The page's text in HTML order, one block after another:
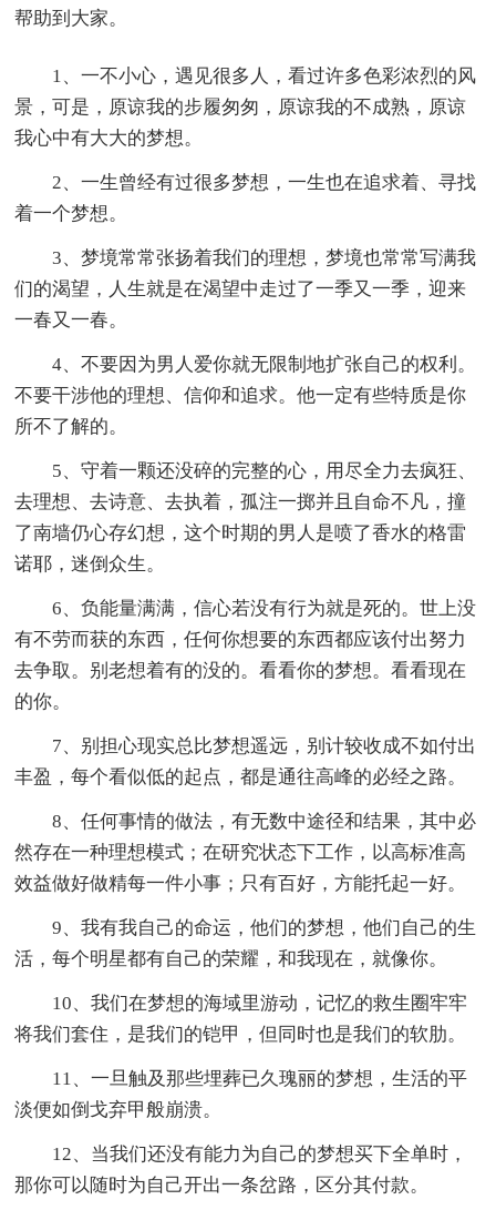
帮助到大家。
1、一不小心，遇见很多人，看过许多色彩浓烈的风
景，可是，原谅我的步履匆匆，原谅我的不成熟，原谅
我心中有大大的梦想。
2、一生曾经有过很多梦想，一生也在追求着、寻找
着一个梦想。
3、梦境常常张扬着我们的理想，梦境也常常写满我
们的渴望，人生就是在渴望中走过了一季又一季，迎来
一春又一春。
4、不要因为男人爱你就无限制地扩张自己的权利。
不要干涉他的理想、信仰和追求。他一定有些特质是你
所不了解的。
5、守着一颗还没碎的完整的心，用尽全力去疯狂、
去理想、去诗意、去执着，孤注一掷并且自命不凡，撞
了南墙仍心存幻想，这个时期的男人是喷了香水的格雷
诺耶，迷倒众生。
6、负能量满满，信心若没有行为就是死的。世上没
有不劳而获的东西，任何你想要的东西都应该付出努力
去争取。别老想着有的没的。看看你的梦想。看看现在
的你。
7、别担心现实总比梦想遥远，别计较收成不如付出
丰盈，每个看似低的起点，都是通往高峰的必经之路。
8、任何事情的做法，有无数中途径和结果，其中必
然存在一种理想模式；在研究状态下工作，以高标准高
效益做好做精每一件小事；只有百好，方能托起一好。
9、我有我自己的命运，他们的梦想，他们自己的生
活，每个明星都有自己的荣耀，和我现在，就像你。
10、我们在梦想的海域里游动，记忆的救生圈牢牢
将我们套住，是我们的铠甲，但同时也是我们的软肋。
11、一旦触及那些埋葬已久瑰丽的梦想，生活的平
淡便如倒戈弃甲般崩溃。
12、当我们还没有能力为自己的梦想买下全单时，
那你可以随时为自己开出一条岔路，区分其付款。